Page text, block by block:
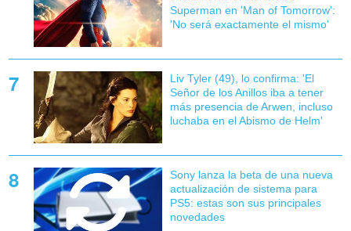
Superman en 'Man of Tomorrow':
'No será exactamente el mismo'
Liv Tyler (49), lo confirma: 'El
Señor de los Anillos iba a tener
más presencia de Arwen, incluso
luchaba en el Abismo de Helm'
Sony lanza la beta de una nueva
actualización de sistema para
PS5: estas son sus principales
novedades